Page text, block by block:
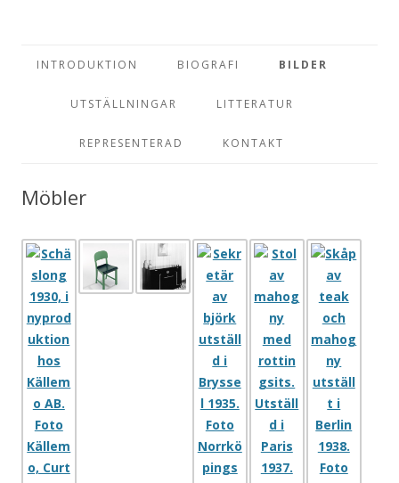
INTRODUKTION BIOGRAFI BILDER
UTSTÄLLNINGAR LITTERATUR
REPRESENTERAD KONTAKT
Möbler